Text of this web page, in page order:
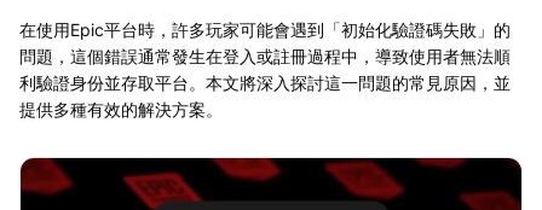
在使用Epic平台時，許多玩家可能會遇到「初始化驗證碼失敗」的
問題，這個錯誤通常發生在登入或註冊過程中，導致使用者無法順
利驗證身份並存取平台。本文將深入探討這一問題的常見原因，並
提供多種有效的解決方案。